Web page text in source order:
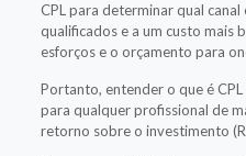
CPL para determinar qual
qualificados e a um custo mais
esforços e o orçamento para
Portanto, entender o que é
para qualquer profissional de
retorno sobre o investimento